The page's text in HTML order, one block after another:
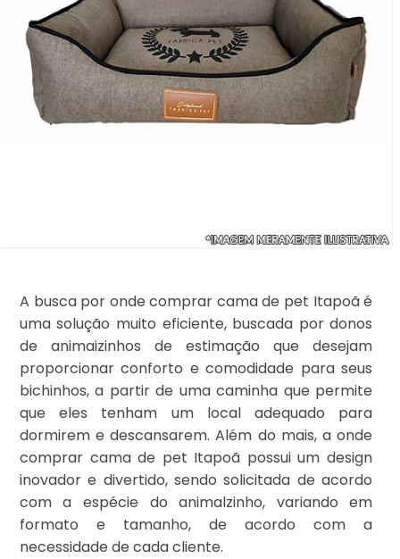
A busca por onde comprar cama de pet Itapoã é
uma solução muito eficiente, buscada por donos
de animaizinhos de estimação que desejam
proporcionar conforto e comodidade para seus
bichinhos, a partir de uma caminha que permite
que eles tenham um local adequado para
dormirem e descansarem. Além do mais, a onde
comprar cama de pet Itapoã possui um design
inovador e divertido, sendo solicitada de acordo
com a espécie do animalzinho, variando em
formato e tamanho, de acordo com a
necessidade de cada cliente.